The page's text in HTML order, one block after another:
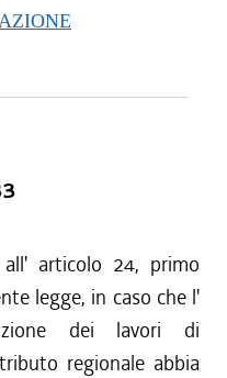
articolo 24, primo
legge, in caso che l'
dei lavori di
regionale abbia